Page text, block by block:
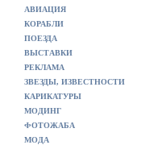
АВИАЦИЯ
КОРАБЛИ
ПОЕЗДА
ВЫСТАВКИ
РЕКЛАМА
ЗВЕЗДЫ, ИЗВЕСТНОСТИ
КАРИКАТУРЫ
МОДИНГ
ФОТОЖАБА
МОДА